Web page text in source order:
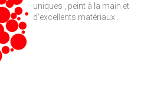
uniques , peint à la main et
d'excellents matériaux .